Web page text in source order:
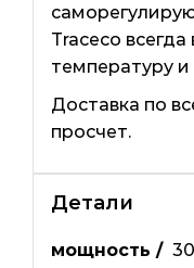
Traceco
температуру
Доставка по
просчет.
Детали
мощность / 30